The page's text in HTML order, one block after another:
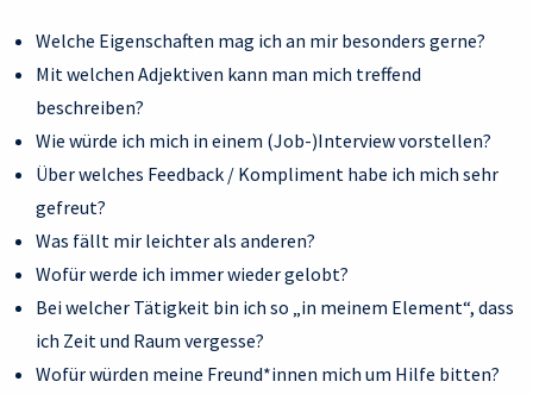
Welche Eigenschaften mag ich an mir besonders gerne?
Mit welchen Adjektiven kann man mich treffend
beschreiben?
Wie würde ich mich in einem (Job-)Interview vorstellen?
Über welches Feedback / Kompliment habe ich mich sehr
gefreut?
Was fällt mir leichter als anderen?
Wofür werde ich immer wieder gelobt?
Bei welcher Tätigkeit bin ich so „in meinem Element“, dass
ich Zeit und Raum vergesse?
Wofür würden meine Freund*innen mich um Hilfe bitten?